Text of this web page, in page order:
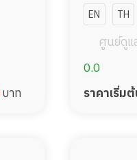
บาท
เซ็นเต
EN TH
ศูนย์ดูแ
0.0
ราคาเริ่ม